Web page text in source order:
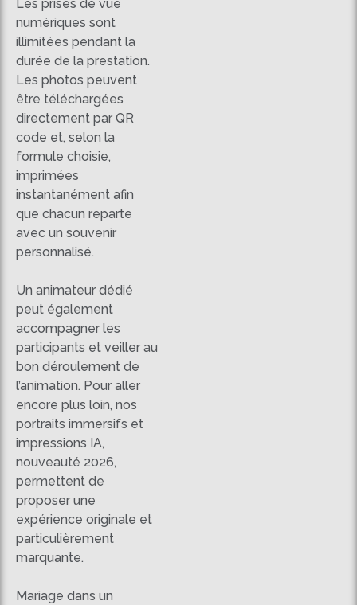
Les prises de vue
numériques sont
illimitées pendant la
durée de la prestation.
Les photos peuvent
être téléchargées
directement par QR
code et, selon la
formule choisie,
imprimées
instantanément afin
que chacun reparte
avec un souvenir
personnalisé.
Un animateur dédié
peut également
accompagner les
participants et veiller au
bon déroulement de
l’animation. Pour aller
encore plus loin, nos
portraits immersifs et
impressions IA,
nouveauté 2026,
permettent de
proposer une
expérience originale et
particulièrement
marquante.
Mariage dans un